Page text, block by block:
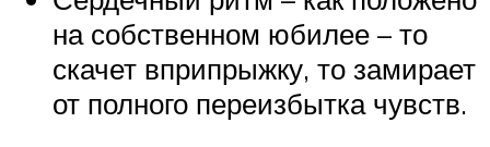
на собственном юбилее – то
скачет вприпрыжку, то замирает
от полного переизбытка чувств.